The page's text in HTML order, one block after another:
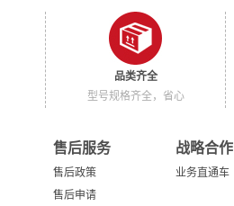
品类齐全
型号规格齐全，省心
售后服务
售后政策
售后申请
战略合作
业务直通车